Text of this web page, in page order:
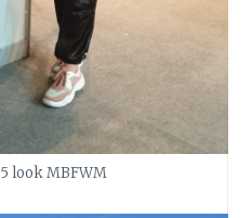
5 look MBFWM